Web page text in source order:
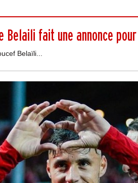
Belaili fait une annonce
Belaïli...